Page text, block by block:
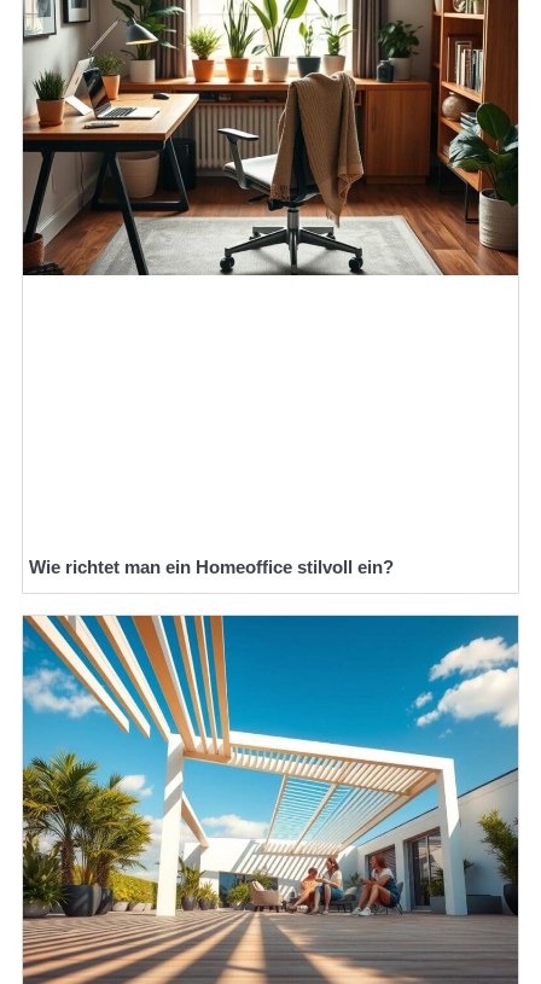
Wie richtet man ein Homeoffice stilvoll ein?